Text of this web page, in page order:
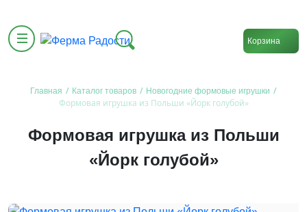
Корзина
Главная / Каталог товаров / Новогодние формовые игрушки /
Формовая игрушка из Польши «Йорк голубой»
Формовая игрушка из Польши
«Йорк голубой»